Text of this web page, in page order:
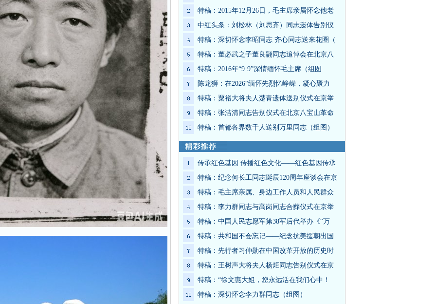
特稿：2015年12月26日，毛主席亲属怀念他老
中红头条：刘松林（刘思齐）同志遗体告别仪
特稿：深切怀念李昭同志 齐心同志送来花圈（
特稿：董必武之子董良翮同志追悼会在北京八
特稿：2016年“9·9”深情缅怀毛主席（组图
陈龙狮：在2026“缅怀先烈忆峥嵘，凝心聚力
特稿：粟裕大将夫人楚青遗体送别仪式在京举
特稿：张洁清同志告别仪式在北京八宝山革命
特稿：首都各界数千人送别万里同志（组图）
传承红色基因 传播红色文化——红色基因传承
特稿：纪念何长工同志诞辰120周年座谈会在京
特稿：毛主席亲属、身边工作人员和人民群众
特稿：李力群同志与高岗同志合葬仪式在京举
特稿：中国人民志愿军第38军后代举办《“万
特稿：共和国不会忘记——纪念抗美援朝出国
特稿：先行者习仲勋在中国改革开放的历史时
特稿：王树声大将夫人杨炬同志告别仪式在京
特稿：“徐文惠大姐，您永远活在我们心中！
特稿：深切怀念李力群同志（组图）